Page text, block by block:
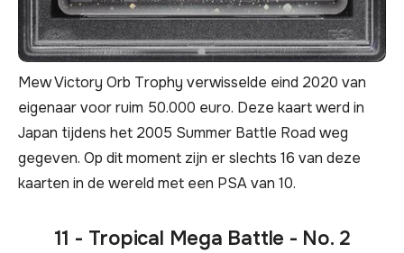
Mew Victory Orb Trophy verwisselde eind 2020 van
eigenaar voor ruim 50.000 euro. Deze kaart werd in
Japan tijdens het 2005 Summer Battle Road weg
gegeven. Op dit moment zijn er slechts 16 van deze
kaarten in de wereld met een PSA van 10.
11 - Tropical Mega Battle - No. 2